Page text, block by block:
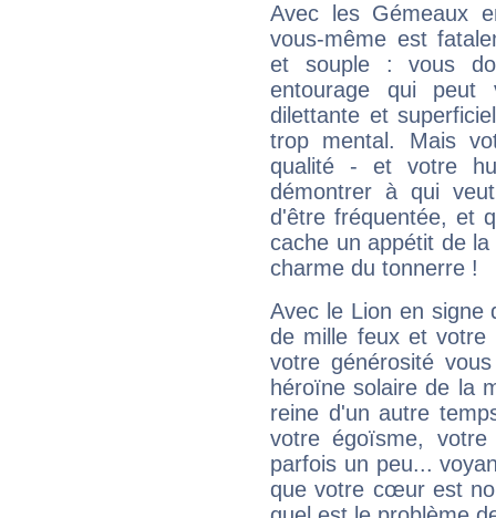
Avec les Gémeaux
vous-même est
et souple : vous
entourage qui
dilettante et
trop mental. Mais
qualité - et votre
démontrer à qui
d'être fréquentée, et
cache un appétit de
charme du tonnerre !
Avec le Lion en signe
de mille feux et votre
votre générosité
héroïne solaire de la
reine d'un autre
votre égoïsme,
parfois un peu...
que votre cœur est